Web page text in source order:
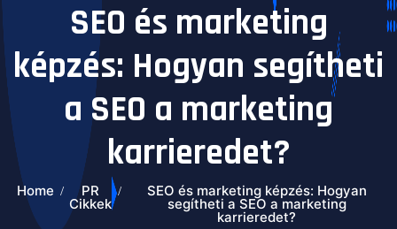
SEO és marketing
képzés: Hogyan segítheti
a SEO a marketing
karrieredet?
Home PR
Cikkek
SEO és marketing képzés: Hogyan
segítheti a SEO a marketing
karrieredet?